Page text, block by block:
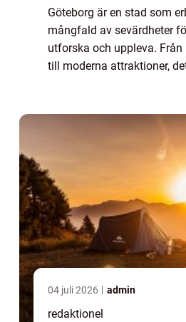
Göteborg är en stad som
mångfald av sevärdheter
utforska och uppleva.
till moderna attraktioner,
04 juli 2026 admin
redaktionel